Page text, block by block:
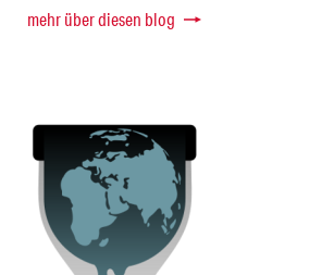
mehr über diesen blog